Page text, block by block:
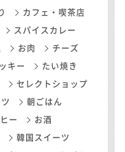
カフェ・喫茶店
スパイスカレー
お肉 チーズ
キー たい焼き
セレクトショップ
朝ごはん
ー お酒
韓国スイーツ